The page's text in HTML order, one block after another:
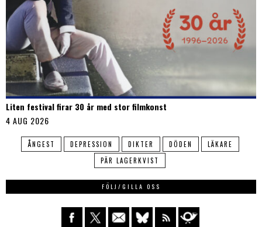
Liten festival firar 30 år med stor filmkonst
4 AUG 2026
ÅNGEST DEPRESSION DIKTER DÖDEN
LÄKARE
PÄR LAGERKVIST
FÖLJ/GILLA OSS